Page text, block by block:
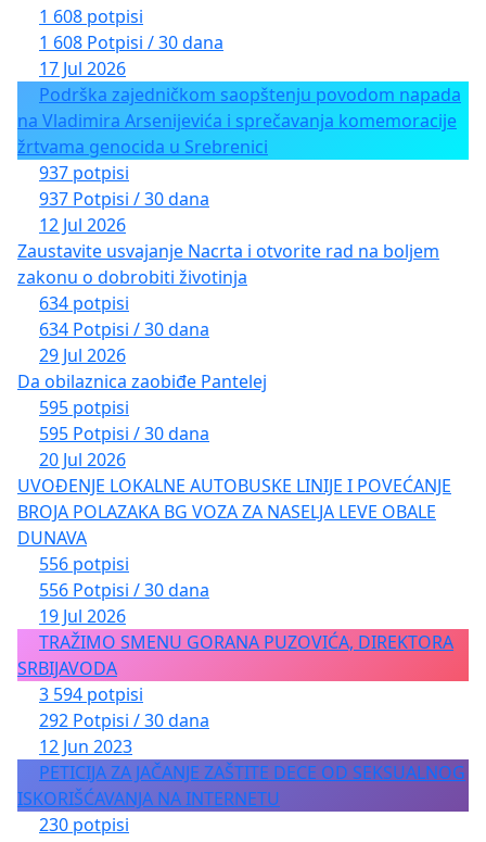
1 608 potpisi
1 608 Potpisi / 30 dana
17 Jul 2026
Podrška zajedničkom saopštenju povodom napada
na Vladimira Arsenijevića i sprečavanja komemoracije
žrtvama genocida u Srebrenici
937 potpisi
937 Potpisi / 30 dana
12 Jul 2026
Zaustavite usvajanje Nacrta i otvorite rad na boljem
zakonu o dobrobiti životinja
634 potpisi
634 Potpisi / 30 dana
29 Jul 2026
Da obilaznica zaobiđe Pantelej
595 potpisi
595 Potpisi / 30 dana
20 Jul 2026
UVOĐENJE LOKALNE AUTOBUSKE LINIJE I POVEĆANJE
BROJA POLAZAKA BG VOZA ZA NASELJA LEVE OBALE
DUNAVA
556 potpisi
556 Potpisi / 30 dana
19 Jul 2026
TRAŽIMO SMENU GORANA PUZOVIĆA, DIREKTORA
SRBIJAVODA
3 594 potpisi
292 Potpisi / 30 dana
12 Jun 2023
PETICIJA ZA JAČANJE ZAŠTITE DECE OD SEKSUALNOG
ISKORIŠĆAVANJA NA INTERNETU
230 potpisi